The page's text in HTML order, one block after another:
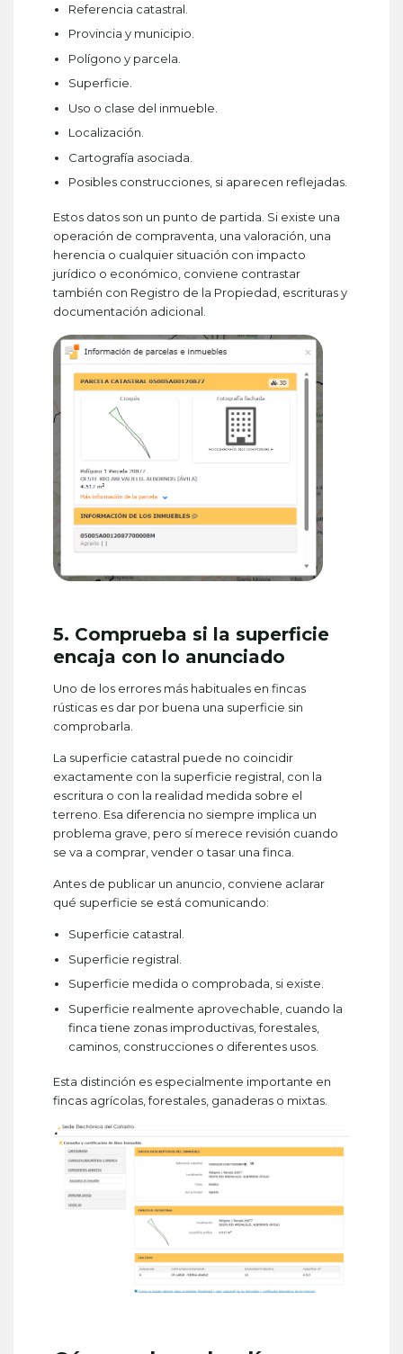
Referencia catastral.
Provincia y municipio.
Polígono y parcela.
Superficie.
Uso o clase del inmueble.
Localización.
Cartografía asociada.
Posibles construcciones, si aparecen reflejadas.
Estos datos son un punto de partida. Si existe una
operación de compraventa, una valoración, una
herencia o cualquier situación con impacto
jurídico o económico, conviene contrastar
también con Registro de la Propiedad, escrituras y
documentación adicional.
5. Comprueba si la superficie
encaja con lo anunciado
Uno de los errores más habituales en fincas
rústicas es dar por buena una superficie sin
comprobarla.
La superficie catastral puede no coincidir
exactamente con la superficie registral, con la
escritura o con la realidad medida sobre el
terreno. Esa diferencia no siempre implica un
problema grave, pero sí merece revisión cuando
se va a comprar, vender o tasar una finca.
Antes de publicar un anuncio, conviene aclarar
qué superficie se está comunicando:
Superficie catastral.
Superficie registral.
Superficie medida o comprobada, si existe.
Superficie realmente aprovechable, cuando la
finca tiene zonas improductivas, forestales,
caminos, construcciones o diferentes usos.
Esta distinción es especialmente importante en
fincas agrícolas, forestales, ganaderas o mixtas.